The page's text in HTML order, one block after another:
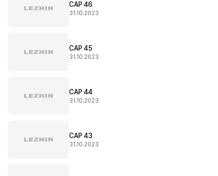
CAP 46
31.10.2023
CAP 45
31.10.2023
CAP 44
31.10.2023
CAP 43
31.10.2023